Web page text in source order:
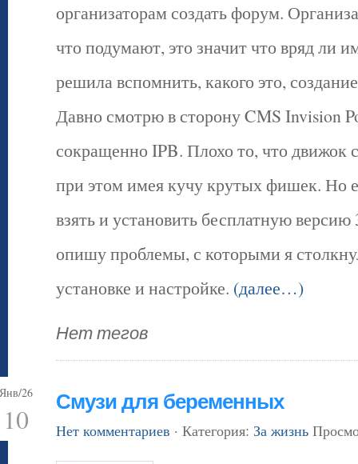
организаторам создать форум.
что подумают, это значит что вряд ли
решила вспомнить, какого это,
Давно смотрю в сторону CMS Invision
сокращенно IPB. Плохо то, что движок
при этом имея кучу крутых фишек. Но
взять и установить бесплатную версию
опишу проблемы, с которыми я
установке и настройке. (далее…)
Нет тегов
Янв/26
10
Смузи для беременных
Нет комментариев · Категория: За жизнь